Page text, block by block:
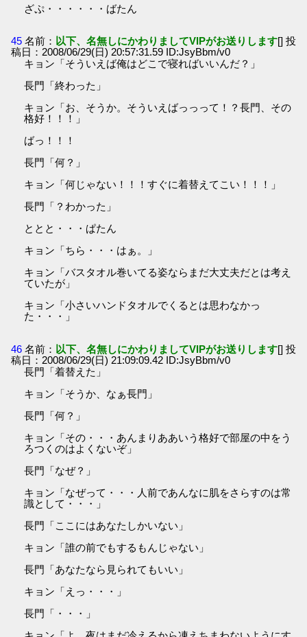
ざぷ・・・・・・ばたん
45 名前： 以下、名無しにかわりましてVIPがお送りします[] 投
稿日：2008/06/29(日) 20:57:31.59 ID:JsyBbm/v0
キョン「そういえば俺はどこで寝ればいいんだ？」
長門「終わった」
キョン「お、そうか。そういえばっっって！？長門、その
格好！！！」
ばっ！！！
長門「何？」
キョン「何じゃない！！！すぐに着替えてこい！！！」
長門「？わかった」
ととと・・・ぱたん
キョン「ちら・・・はぁ。」
キョン「バスタオル巻いてる姿ならまだ大丈夫だとは考え
ていたが」
キョン「小さいハンドタオルでくるとは思わなかっ
た・・・」
46 名前： 以下、名無しにかわりましてVIPがお送りします[] 投
稿日：2008/06/29(日) 21:09:09.42 ID:JsyBbm/v0
長門「着替えた」
キョン「そうか、なぁ長門」
長門「何？」
キョン「その・・・あんまりああいう格好で部屋の中をう
ろつくのはよくないぞ」
長門「なぜ？」
キョン「なぜって・・・人前であんなに肌をさらすのは常
識として・・・」
長門「ここにはあなたしかいない」
キョン「誰の前でもするもんじゃない」
長門「あなたなら見られてもいい」
キョン「えっ・・・」
長門「・・・」